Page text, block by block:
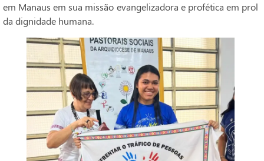
em Manaus em sua missão evangelizadora e profética em prol
da dignidade humana.